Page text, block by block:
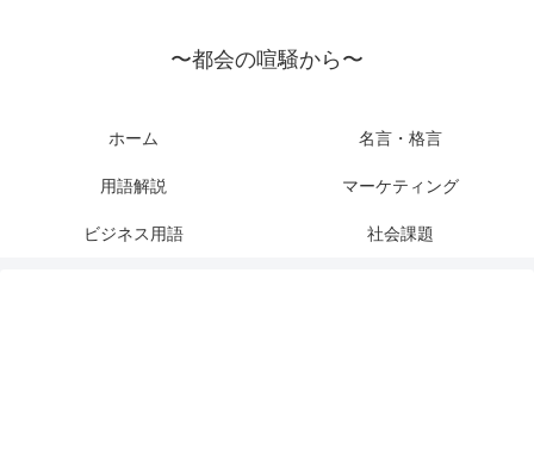
〜都会の喧騒から〜
ホーム 名言・格言
用語解説 マーケティング
ビジネス用語 社会課題